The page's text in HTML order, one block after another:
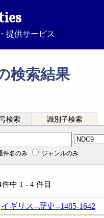
提供サービス
検索結果
検索 識別子検索
件名のみ ジャンルのみ
件中 1 - 4 件目
イギリス--歴史--1485-1642